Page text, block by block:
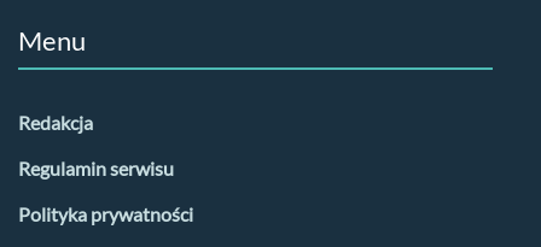
Menu
Redakcja
Regulamin serwisu
Polityka prywatności